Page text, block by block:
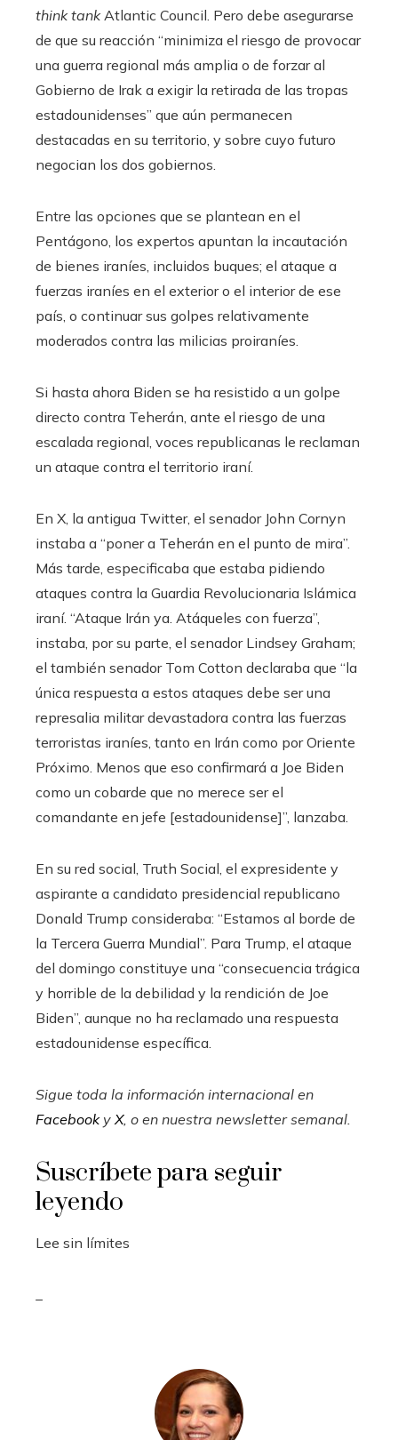
think tankAtlantic Council. Pero debe asegurarse
de que su reacción “minimiza el riesgo de provocar
una guerra regional más amplia o de forzar al
Gobierno de Irak a exigir la retirada de las tropas
estadounidenses” que aún permanecen
destacadas en su territorio, y sobre cuyo futuro
negocian los dos gobiernos.
Entre las opciones que se plantean en el
Pentágono, los expertos apuntan la incautación
de bienes iraníes, incluidos buques; el ataque a
fuerzas iraníes en el exterior o el interior de ese
país, o continuar sus golpes relativamente
moderados contra las milicias proiraníes.
Si hasta ahora Biden se ha resistido a un golpe
directo contra Teherán, ante el riesgo de una
escalada regional, voces republicanas le reclaman
un ataque contra el territorio iraní.
En X, la antigua Twitter, el senador John Cornyn
instaba a “poner a Teherán en el punto de mira”.
Más tarde, especificaba que estaba pidiendo
ataques contra la Guardia Revolucionaria Islámica
iraní. “Ataque Irán ya. Atáqueles con fuerza”,
instaba, por su parte, el senador Lindsey Graham;
el también senador Tom Cotton declaraba que “la
única respuesta a estos ataques debe ser una
represalia militar devastadora contra las fuerzas
terroristas iraníes, tanto en Irán como por Oriente
Próximo. Menos que eso confirmará a Joe Biden
como un cobarde que no merece ser el
comandante en jefe [estadounidense]”, lanzaba.
En su red social, Truth Social, el expresidente y
aspirante a candidato presidencial republicano
Donald Trump consideraba: “Estamos al borde de
la Tercera Guerra Mundial”. Para Trump, el ataque
del domingo constituye una “consecuencia trágica
y horrible de la debilidad y la rendición de Joe
Biden”, aunque no ha reclamado una respuesta
estadounidense específica.
Sigue toda la información internacional en
Facebooky X, o en nuestra newsletter semanal
Suscríbete para seguir
leyendo
Lee sin límites